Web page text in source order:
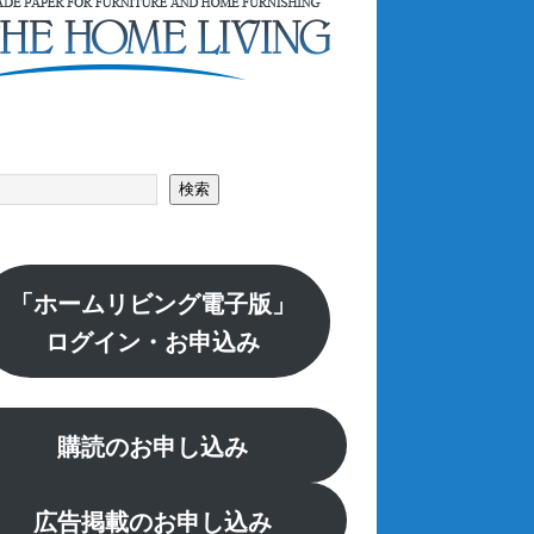
検索
「ホームリビング電子版」
ログイン・お申込み
購読のお申し込み
広告掲載のお申し込み